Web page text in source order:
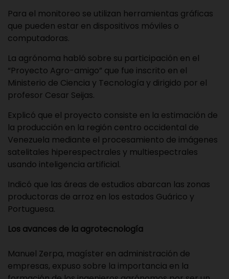
Para el monitoreo se utilizan herramientas gráficas
que pueden estar en dispositivos móviles o
computadoras.
La agrónoma habló sobre su participación en el
“Proyecto Agro-amigo” que fue inscrito en el
Ministerio de Ciencia y Tecnología y dirigido por el
profesor Cesar Seijas.
Explicó que el proyecto consiste en la estimación de
la producción en la región centro occidental de
Venezuela mediante el procesamiento de imágenes
satelitales hiperespectrales y multiespectrales
usando inteligencia artificial.
Indicó que las áreas de estudios abarcan las zonas
productoras de arroz en los estados Guárico y
Portuguesa.
Los avances de la agrotecnología
Manuel Zerpa, magíster en administración de
empresas, expuso sobre la importancia en la